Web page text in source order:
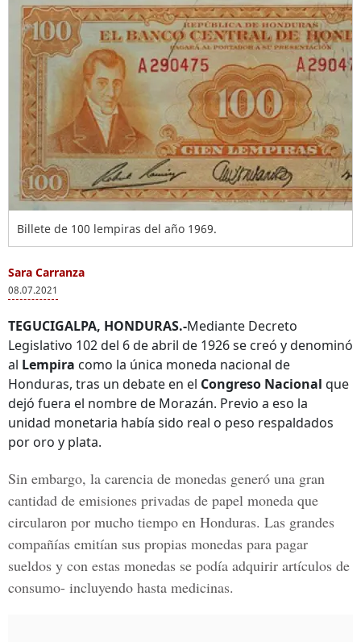
Billete de 100 lempiras del año 1969.
Sara Carranza
08.07.2021
TEGUCIGALPA, HONDURAS.-Mediante Decreto
Legislativo 102 del 6 de abril de 1926 se creó y denominó
al Lempira como la única moneda nacional de
Honduras, tras un debate en el Congreso Nacional que
dejó fuera el nombre de Morazán. Previo a eso la
unidad monetaria había sido real o peso respaldados
por oro y plata.
Sin embargo, la carencia de monedas generó una gran
cantidad de emisiones privadas de papel moneda que
circularon por mucho tiempo en Honduras. Las grandes
compañías emitían sus propias monedas para pagar
sueldos y con estas monedas se podía adquirir artículos de
consumo- incluyendo hasta medicinas.